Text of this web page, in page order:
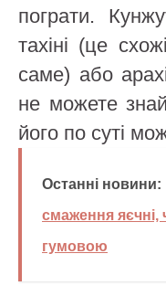
пограти.
тахіні (це
саме) або
не можете
його по суті
Останні новини:
смаження яєчні,
гумовою